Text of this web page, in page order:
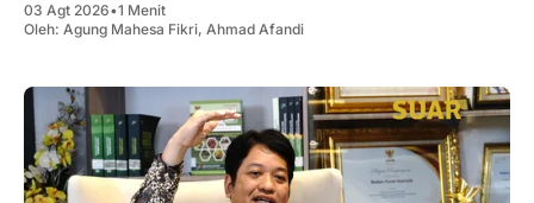
perusahaan berskala besar, untuk memastikan setiap
aktivitas ekonomi tercatat secara menyeluruh. Dalam
03 Agt 2026•1 Menit
Oleh: Agung Mahesa Fikri, Ahmad Afandi